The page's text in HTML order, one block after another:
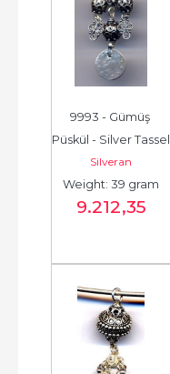
9993 - Gümüş
Püskül - Silver Tassel
الخرزة الفضية...
Silveran
Weight: 39 gram
9.212,35